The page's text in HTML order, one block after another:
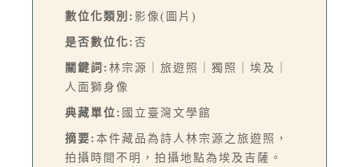
數位化類別: 影像(圖片)
是否數位化: 否
關鍵詞: 林宗源｜旅遊照｜獨照｜埃及｜
人面獅身像
典藏單位: 國立臺灣文學館
摘要: 本件藏品為詩人林宗源之旅遊照，
拍攝時間不明，拍攝地點為埃及吉薩。